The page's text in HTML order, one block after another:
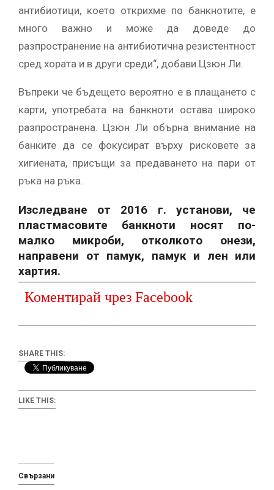
антибиотици, което открихме по банкнотите, е
много важно и може да доведе до
разпространение на антибиотична резистентност
сред хората и в други среди“, добави Цзюн Ли.
Въпреки че бъдещето вероятно е в плащането с
карти, употребата на банкноти остава широко
разпространена. Цзюн Ли обърна внимание на
банките да се фокусират върху рисковете за
хигиената, присъщи за предаването на пари от
ръка на ръка.
Изследване от 2016 г. установи, че
пластмасовите банкноти носят по-
малко микроби, отколкото онези,
направени от памук, памук и лен или
хартия.
Коментирай чрез Facebook
SHARE THIS:
LIKE THIS:
Свързани